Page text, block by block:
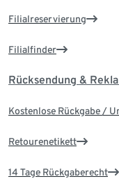
Filialreservierung
Filialfinder
Rücksendung &
Kostenlose Rückgabe /
Retourenetikett
14 Tage Rückgaberecht